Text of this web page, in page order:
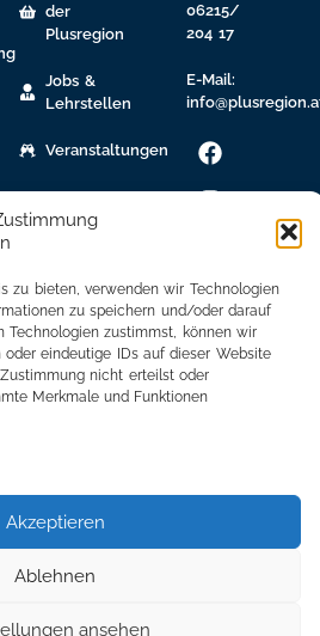
zu bieten, verwenden wir Technologien
zu speichern und/oder darauf
Technologien zustimmst, können wir
oder eindeutige IDs auf dieser Website
nicht erteilst oder
Merkmale und Funktionen
Akzeptieren
Ablehnen
ansehen
der
Plusregion
Jobs &
Lehrstellen
Veranstaltungen
gew.
Immobilien
Newsletter
Anmeldung
Mitglied
werden
06215/
204 17
E-Mail: